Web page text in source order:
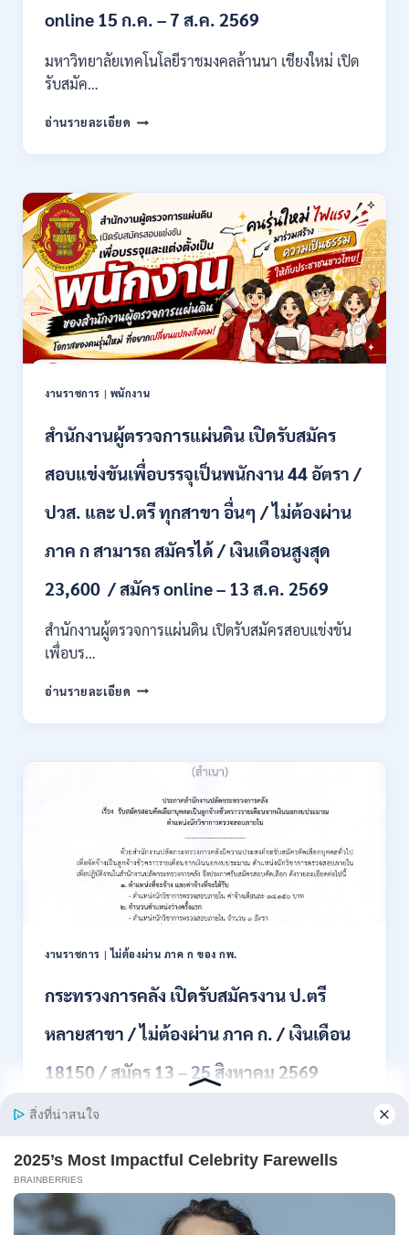
/
ต้อง
ก
กพ.
สมัคร
17
–
21
สิงหาคม
2569
online 15 ก.ค. – 7 ส.ค. 2569
มหาวิทยาลัยเทคโนโลยีราชมงคลล้านนา เชียงใหม่ เปิด
รับสมัค…
อ่านรายละเอียด มหาวิทยาลัย
ราช
ล้าน
เชียงใหม่
เปิด
รับ
สมัคร
คัด
เลือก
บุคคล
เพื่อ
เป็น
หลาย
อัตรา
/
ป.ตรี
หลาย
+
เงิน
สูงสุด
15
2569
งานราชการ | พนักงาน
สำนักงานผู้ตรวจการแผ่นดิน เปิดรับสมัคร
สอบแข่งขันเพื่อบรรจุเป็นพนักงาน 44 อัตรา /
ปวส. และ ป.ตรี ทุกสาขา อื่นๆ / ไม่ต้องผ่าน
ภาค ก สามารถ สมัครได้ / เงินเดือนสูงสุด
23,600 / สมัคร online – 13 ส.ค. 2569
สำนักงานผู้ตรวจการแผ่นดิน เปิดรับสมัครสอบแข่งขัน
เพื่อบร…
อ่านรายละเอียด สำนักงาน
ตรวจ
แผ่น
รับ
สอบ
แข่งขัน
เพื่อ
บรรจุ
เป็น
44
/
และ
ทุก
ต้อง
ภาค
งานราชการ |ไม่ต้องผ่าน ภาค ก ของ กพ.
กระทรวงการคลัง เปิดรับสมัครงาน ป.ตรี
หลายสาขา / ไม่ต้องผ่าน ภาค ก. / เงินเดือน
18150 / สมัคร 13 – 25 สิงหาคม 2569
สำนักงานปลัดกระทรวงการคลัง เปิดรับสมัครงาน
อ่านรายละเอียดกระทรวง